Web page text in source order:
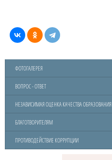
ФОТОГАЛЕРЕЯ
ВОПРОС - ОТВЕТ
НЕЗАВИСИМАЯ ОЦЕНКА КАЧЕСТВА ОБРАЗОВАНИЯ
БЛАГОТВОРИТЕЛЯМ
ПРОТИВОДЕЙСТВИЕ КОРРУПЦИИ